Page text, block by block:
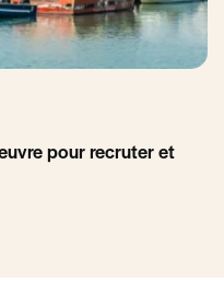
pour recruter et